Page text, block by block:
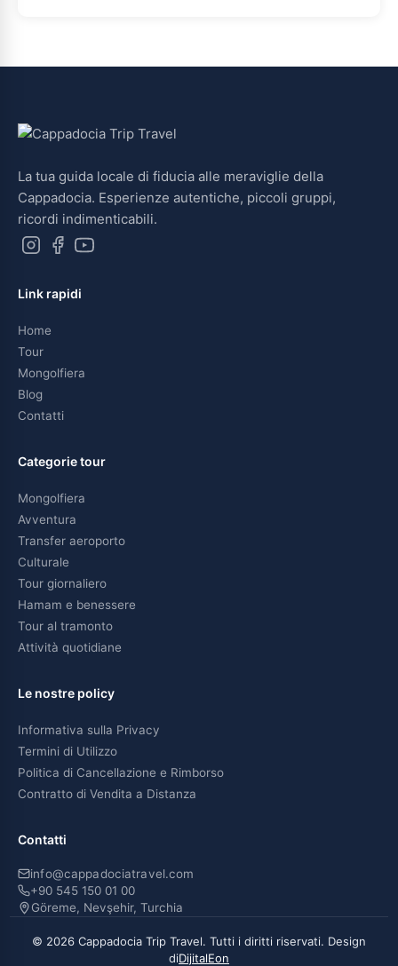
La tua guida locale di fiducia alle meraviglie della
Cappadocia. Esperienze autentiche, piccoli gruppi,
ricordi indimenticabili.
Link rapidi
Home
Tour
Mongolfiera
Blog
Contatti
Categorie tour
Mongolfiera
Avventura
Transfer aeroporto
Culturale
Tour giornaliero
Hamam e benessere
Tour al tramonto
Attività quotidiane
Le nostre policy
Informativa sulla Privacy
Termini di Utilizzo
Politica di Cancellazione e Rimborso
Contratto di Vendita a Distanza
Contatti
info@cappadociatravel.com
+90 545 150 01 00
Göreme, Nevşehir, Turchia
© 2026 Cappadocia Trip Travel. Tutti i diritti riservati. Design
diDijitalEon